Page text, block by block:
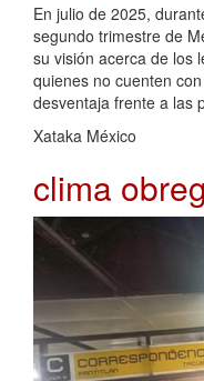
En julio de 2025,
segundo trimestre de
su visión acerca de los
quienes no cuenten
desventaja frente a las
Xataka México
clima